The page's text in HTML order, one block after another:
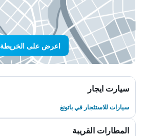
اعرض على الخريطة
سيارت ايجار
سيارات للاستئجار في باتونغ
المطارات القريبة